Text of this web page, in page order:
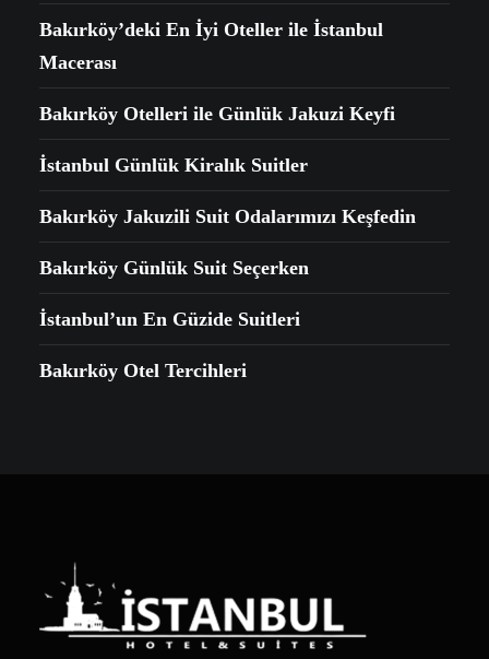
Bakırköy’deki En İyi Oteller ile İstanbul
Macerası
Bakırköy Otelleri ile Günlük Jakuzi Keyfi
İstanbul Günlük Kiralık Suitler
Bakırköy Jakuzili Suit Odalarımızı Keşfedin
Bakırköy Günlük Suit Seçerken
İstanbul’un En Güzide Suitleri
Bakırköy Otel Tercihleri